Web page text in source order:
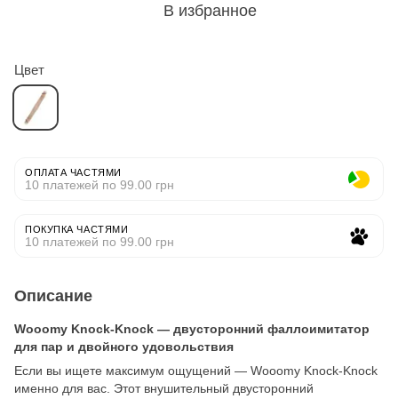
В избранное
Цвет
ОПЛАТА ЧАСТЯМИ
10 платежей по 99.00 грн
ПОКУПКА ЧАСТЯМИ
10 платежей по 99.00 грн
Описание
Wooomy Knock-Knock — двусторонний фаллоимитатор
для пар и двойного удовольствия
Если вы ищете максимум ощущений — Wooomy Knock-Knock
именно для вас. Этот внушительный двусторонний